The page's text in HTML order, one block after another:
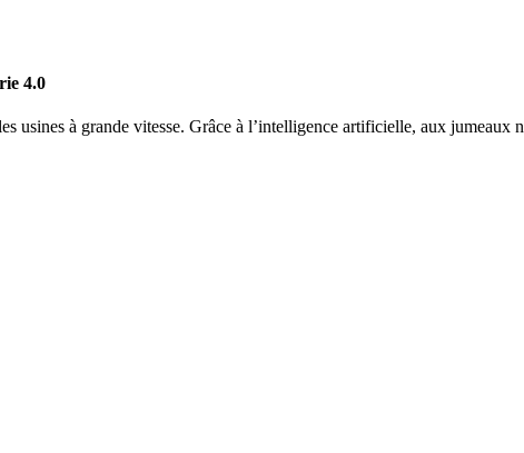
4.0
usines à grande vitesse. Grâce à l’intelligence artificielle, aux